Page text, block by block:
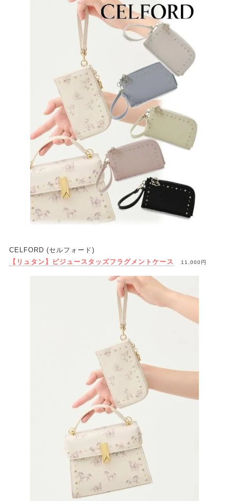
CELFORD (セルフォード)
【リュタン】ビジュースタッズフラグメントケース
11,000円